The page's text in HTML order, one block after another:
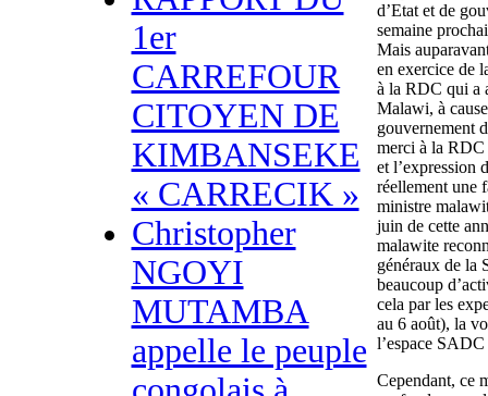
1er
CARREFOUR
CITOYEN DE
KIMBANSEKE
« CARRECIK »
Christopher
NGOYI
MUTAMBA
appelle le peuple
d’Etat et de
semaine
Mais
en exercice de
à la RDC qui a
Malawi, à
gouvernement
merci à la RDC
et l’expression
réellement une
ministre
juin de cette
malawite
généraux de la
beaucoup
cela par les
au 6 août), la
l’espace SADC
Cependant, ce